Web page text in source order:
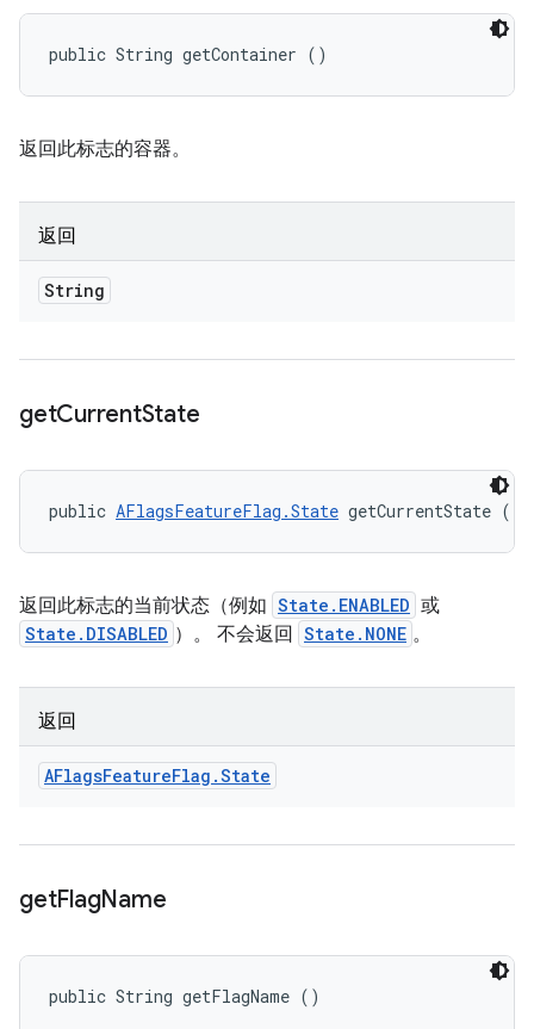
public String getContainer ()
返回此标志的容器。
返回
String
getCurrentState
public AFlagsFeatureFlag.State getCurrentState ()
返回此标志的当前状态（例如 State.ENABLED 或
State.DISABLED ）。 不会返回 State.NONE 。
返回
AFlagsFeatureFlag .State
getFlagName
public String getFlagName ()